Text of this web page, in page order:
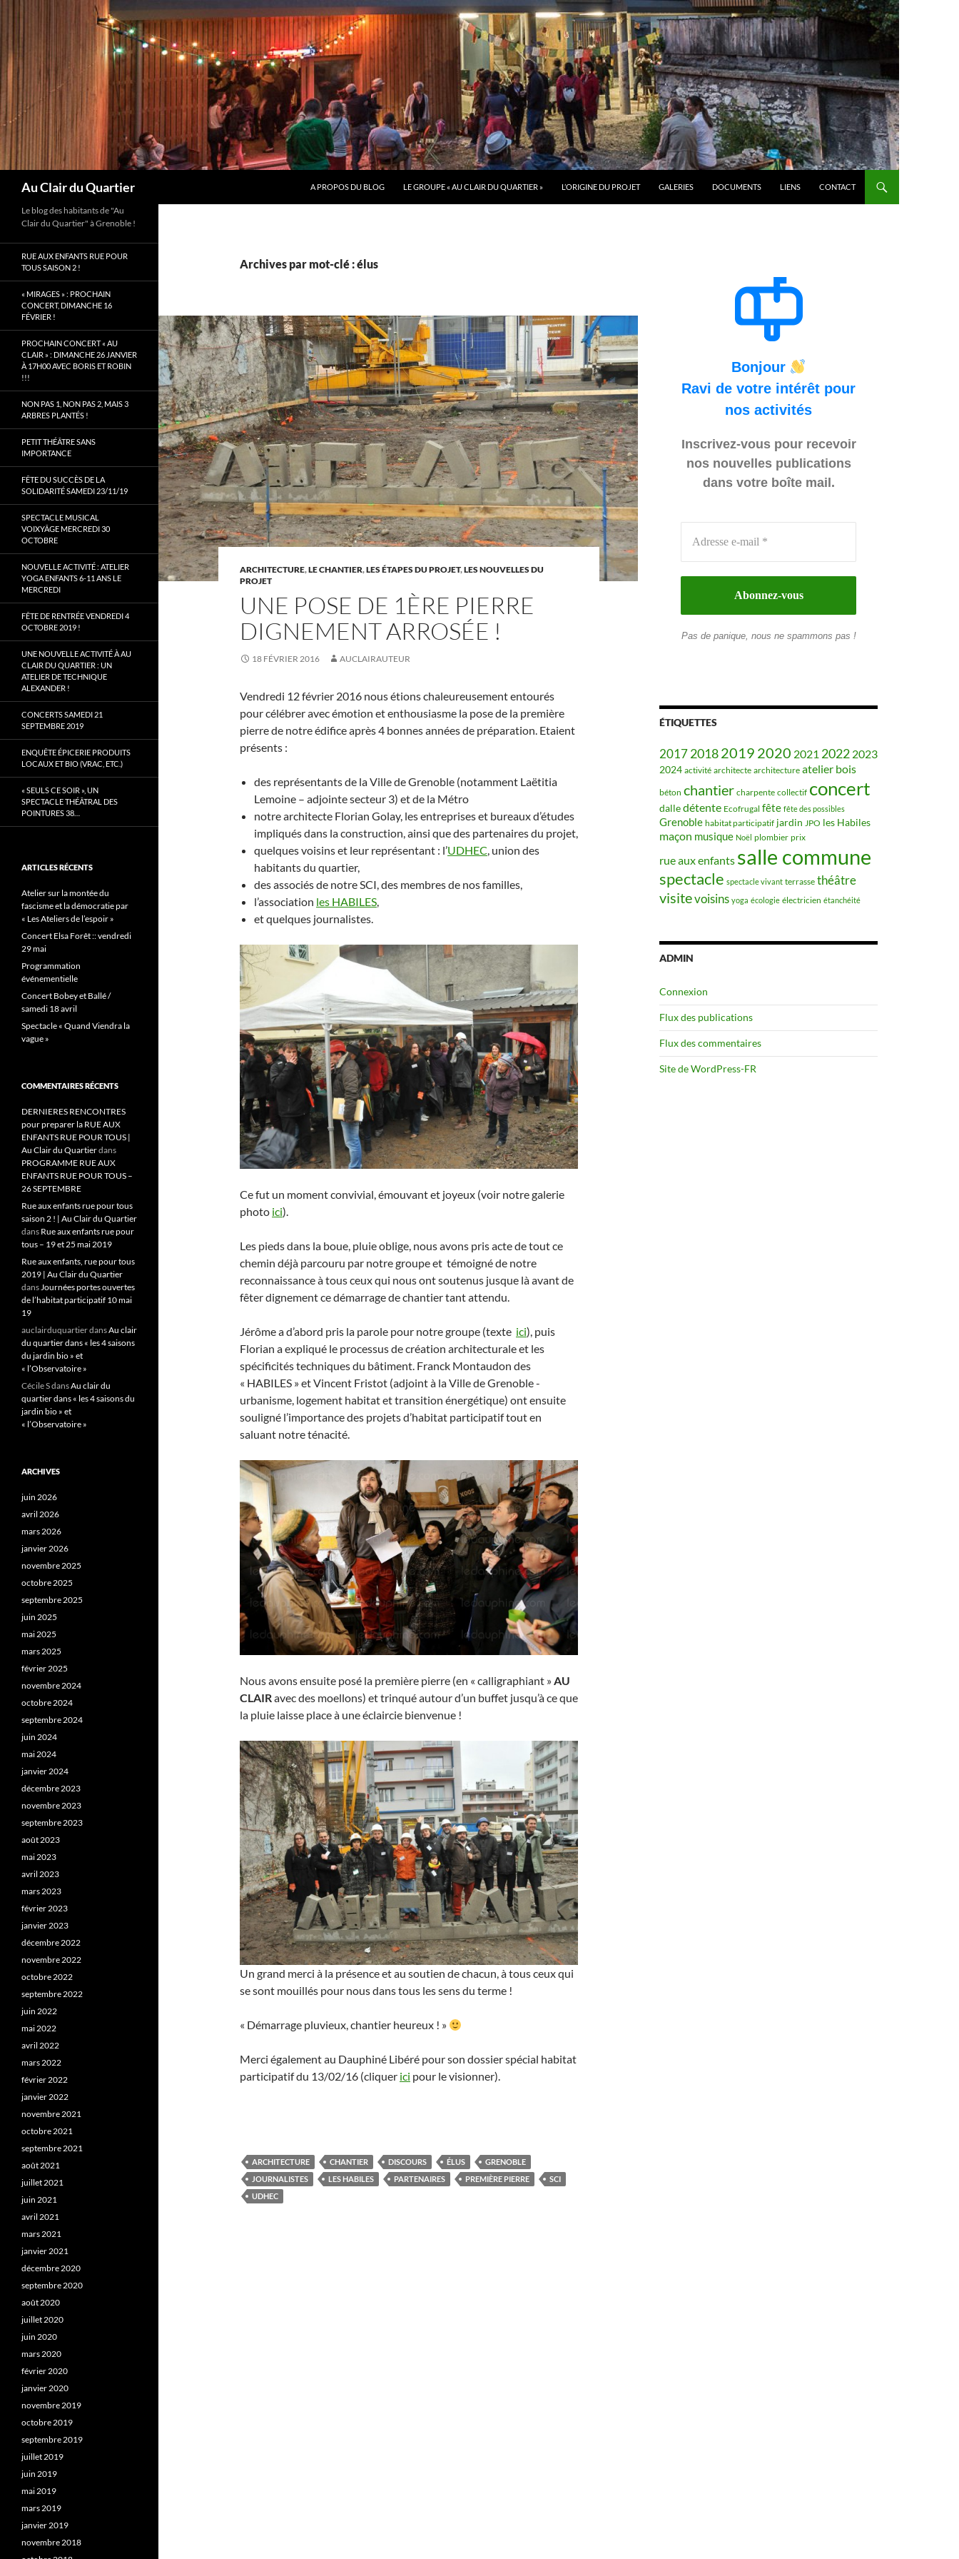
Au Clair du Quartier A PROPOS DU BLOG LE GROUPE « AU CLAIR DU QUARTIER » L’ORIGINE DU PROJET GALERIES DOCUMENTS LIENS CONTACT
Archives par mot-clé : élus
ARCHITECTURE,LE CHANTIER,LES ÉTAPES DU PROJET,LES NOUVELLES DU
PROJET
UNE POSE DE 1ÈRE PIERRE
DIGNEMENT ARROSÉE !
18 FÉVRIER 2016 AUCLAIRAUTEUR
Vendredi 12 février 2016 nous étions chaleureusement entourés
pour célébrer avec émotion et enthousiasme la pose de la première
pierre de notre édifice après 4 bonnes années de préparation. Etaient
présents :
des représentants de la Ville de Grenoble (notamment Laëtitia
Lemoine – adjointe secteur 3) et de la Métro
notre architecte Florian Golay, les entreprises et bureaux d’études
impliqués dans la construction, ainsi que des partenaires du projet,
quelques voisins et leur représentant : l’UDHEC, union des
habitants du quartier,
des associés de notre SCI, des membres de nos familles,
l’association les HABILES,
et quelques journalistes.
Ce fut un moment convivial, émouvant et joyeux (voir notre galerie
photo ici).
Les pieds dans la boue, pluie oblige, nous avons pris acte de tout ce
chemin déjà parcouru par notre groupe et témoigné de notre
reconnaissance à tous ceux qui nous ont soutenus jusque là avant de
fêter dignement ce démarrage de chantier tant attendu.
Jérôme a d’abord pris la parole pour notre groupe (texte ici), puis
Florian a expliqué le processus de création architecturale et les
spécificités techniques du bâtiment. Franck Montaudon des
« HABILES » et Vincent Fristot (adjoint à la Ville de Grenoble -
urbanisme, logement habitat et transition énergétique) ont ensuite
souligné l’importance des projets d’habitat participatif tout en
saluant notre ténacité.
Nous avons ensuite posé la première pierre (en « calligraphiant »AU
CLAIRavec des moellons) et trinqué autour d’un buffet jusqu’à ce que
la pluie laisse place à une éclaircie bienvenue !
Un grand merci à la présence et au soutien de chacun, à tous ceux qui
se sont mouillés pour nous dans tous les sens du terme !
« Démarrage pluvieux, chantier heureux ! »
Merci également au Dauphiné Libéré pour son dossier spécial habitat
participatif du 13/02/16 (cliquer ici pour le visionner).
ARCHITECTURE CHANTIER DISCOURS ÉLUS
GRENOBLE
JOURNALISTES
LES HABILES PARTENAIRES PREMIÈRE PIERRE
SCI
UDHEC
Bonjour
Ravi de votre intérêt pour
nos activités
Inscrivez-vous pour recevoir
nos nouvelles publications
dans votre boîte mail.
Pas de panique, nous ne spammons pas !
ÉTIQUETTES
201720182019 2020 2021 2022 2023
2024 activité architecte architecture atelier bois
béton chantier charpente collectif concert
dalledétente Ecofrugal fête fête des possibles
Grenoble habitat participatif jardin JPO les Habiles
maçon musique Noël plombier prix
rue aux enfants salle commune
spectacle spectacle vivant terrasse théâtre
visitevoisins yoga écologie électricien étanchéité
ADMIN
Connexion
Flux des publications
Flux des commentaires
Site de WordPress-FR
Le blog des habitants de "Au
Clair du Quartier" à Grenoble !
RUE AUX ENFANTS RUE POUR
TOUS SAISON 2 !
« MIRAGES » : PROCHAIN
CONCERT, DIMANCHE 16
FÉVRIER !
PROCHAIN CONCERT « AU
CLAIR » : DIMANCHE 26 JANVIER
À 17H00 AVEC BORIS ET ROBIN
!!!
NON PAS 1, NON PAS 2, MAIS 3
ARBRES PLANTÉS !
PETIT THÉÂTRE SANS
IMPORTANCE
FÊTE DU SUCCÈS DE LA
SOLIDARITÉ SAMEDI 23/11/19
SPECTACLE MUSICAL
VOIXYÂGE MERCREDI 30
OCTOBRE
NOUVELLE ACTIVITÉ : ATELIER
YOGA ENFANTS 6-11 ANS LE
MERCREDI
FÊTE DE RENTRÉE VENDREDI 4
OCTOBRE 2019 !
UNE NOUVELLE ACTIVITÉ À AU
CLAIR DU QUARTIER : UN
ATELIER DE TECHNIQUE
ALEXANDER !
CONCERTS SAMEDI 21
SEPTEMBRE 2019
ENQUÊTE ÉPICERIE PRODUITS
LOCAUX ET BIO (VRAC, ETC.)
« SEULS CE SOIR », UN
SPECTACLE THÉÂTRAL DES
POINTURES 38…
ARTICLES RÉCENTS
Atelier sur la montée du
fascisme et la démocratie par
« Les Ateliers de l’espoir »
Concert Elsa Forêt :: vendredi
29 mai
Programmation
événementielle
Concert Bobey et Ballé /
samedi 18 avril
Spectacle « Quand Viendra la
vague »
COMMENTAIRES RÉCENTS
DERNIERES RENCONTRES
pour preparer la RUE AUX
ENFANTS RUE POUR TOUS |
Au Clair du Quartierdans
PROGRAMME RUE AUX
ENFANTS RUE POUR TOUS –
26 SEPTEMBRE
Rue aux enfants rue pour tous
saison 2 ! | Au Clair du Quartier
dans Rue aux enfants rue pour
tous – 19 et 25 mai 2019
Rue aux enfants, rue pour tous
2019 | Au Clair du Quartier
dansJournées portes ouvertes
de l’habitat participatif 10 mai
19
auclairduquartierdansAu clair
du quartier dans « les 4 saisons
du jardin bio » et
« l’Observatoire »
Cécile SdansAu clair du
quartier dans « les 4 saisons du
jardin bio » et
« l’Observatoire »
ARCHIVES
juin 2026
avril 2026
mars 2026
janvier 2026
novembre 2025
octobre 2025
septembre 2025
juin 2025
mai 2025
mars 2025
février 2025
novembre 2024
octobre 2024
septembre 2024
juin 2024
mai 2024
janvier 2024
décembre 2023
novembre 2023
septembre 2023
août 2023
mai 2023
avril 2023
mars 2023
février 2023
janvier 2023
décembre 2022
novembre 2022
octobre 2022
septembre 2022
juin 2022
mai 2022
avril 2022
mars 2022
février 2022
janvier 2022
novembre 2021
octobre 2021
septembre 2021
août 2021
juillet 2021
juin 2021
avril 2021
mars 2021
janvier 2021
décembre 2020
septembre 2020
août 2020
juillet 2020
juin 2020
mars 2020
février 2020
janvier 2020
novembre 2019
octobre 2019
septembre 2019
juillet 2019
juin 2019
mai 2019
mars 2019
janvier 2019
novembre 2018